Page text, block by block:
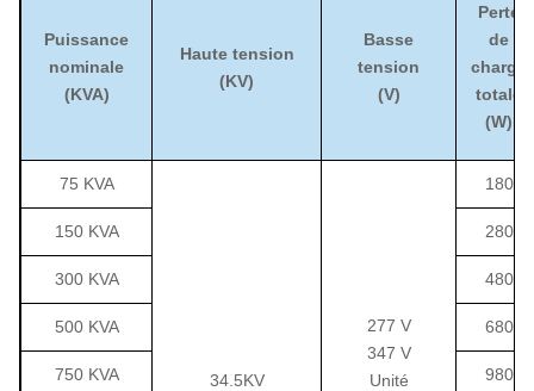
Puissance
nominale
(KVA)
Haute tension
(KV)
Basse
tension
(V)
Perte
de
charge
totale
(W)
75 KVA
34.5KV
277 V
347 V
Unité
180
150 KVA 280
300 KVA 480
500 KVA 680
750 KVA 980